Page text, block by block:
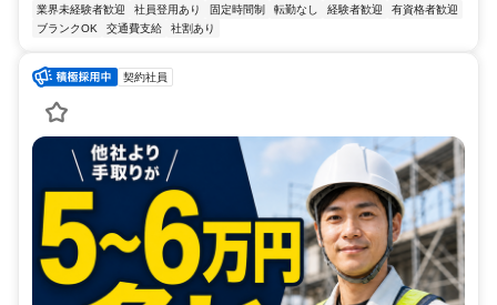
業界未経験者歓迎 社員登用あり 固定時間制 転勤なし 経験者歓迎
有資格者歓迎
ブランクOK
交通費支給 社割あり
契約社員